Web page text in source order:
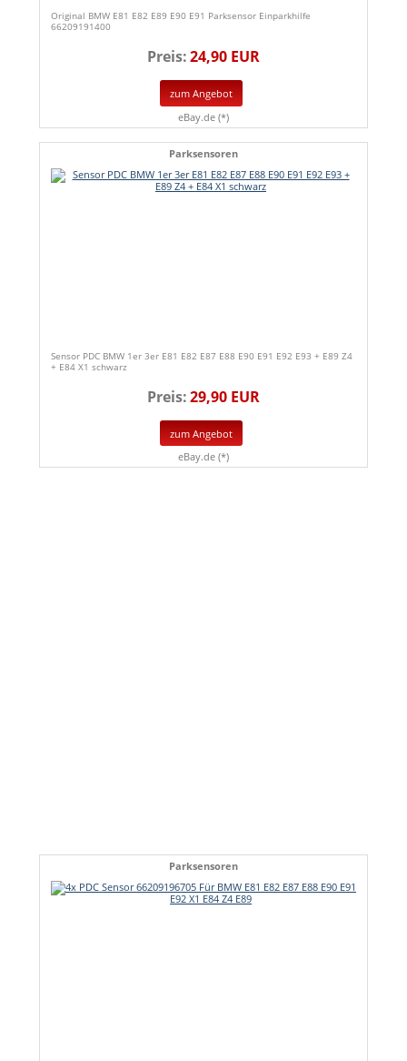
Original BMW E81 E82 E89 E90 E91 Parksensor Einparkhilfe
66209191400
Preis:24,90 EUR
zum Angebot
eBay.de (*)
Parksensoren
Sensor PDC BMW 1er 3er E81 E82 E87 E88 E90 E91 E92 E93 + E89 Z4
+ E84 X1 schwarz
Preis:29,90 EUR
zum Angebot
eBay.de (*)
Parksensoren